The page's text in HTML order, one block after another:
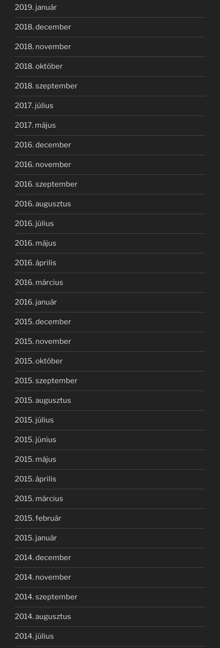
2019. január
2018. december
2018. november
2018. október
2018. szeptember
2017. július
2017. május
2016. december
2016. november
2016. szeptember
2016. augusztus
2016. július
2016. május
2016. április
2016. március
2016. január
2015. december
2015. november
2015. október
2015. szeptember
2015. augusztus
2015. július
2015. június
2015. május
2015. április
2015. március
2015. február
2015. január
2014. december
2014. november
2014. szeptember
2014. augusztus
2014. július